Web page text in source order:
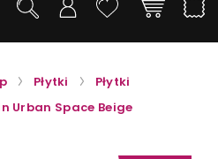
Płytki
Płytki
Urban Space Beige